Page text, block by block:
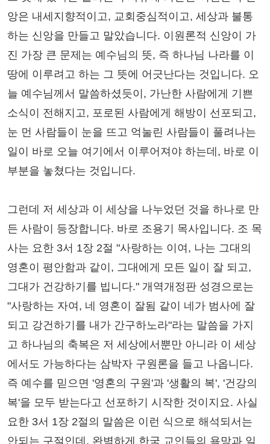
앙은 내세지향적이고, 교회중심적이고, 세상과 불통
하는 신앙을 만들고 말았습니다. 이원론적 신앙이 가
진 가장 큰 문제는 예수님의 뜻, 즉 하나님 나라를 이
땅에 이루려고 하는 그 뜻에 어긋난다는 것입니다. 오
늘 예수님께서 말씀하셨듯이, 가난한 사람에게 기쁜
소식이 전해지고, 포로된 사람에게 해방이 선포되고,
눈 먼 사람들이 눈을 뜨고 억눌린 사람들이 풀려나는
일이 바로 오늘 여기에서 이루어져야 하는데, 바로 이
부분을 놓쳤다는 것입니다.
그런데 저 세상과 이 세상을 나누었던 것을 하나로 만
든 사람이 등장합니다. 바로 조용기 목사입니다. 조 목
사는 요한 3서 1장 2절 "사랑하는 이여, 나는 그대의
영혼이 평안함과 같이, 그대에게 모든 일이 잘 되고,
그대가 건강하기를 빕니다." 개역개정판 성경으로는
"사랑하는 자여, 네 영혼이 잘됨 같이 네가 범사에 잘
되고 강건하기를 내가 간구하노라"라는 말씀을 가지
고 하나님의 축복은 저 세상에서뿐만 아니라 이 세상
에서도 가능하다는 삼박자 구원론을 들고 나옵니다.
즉 예수를 믿으면 '영혼의 구원'과 '생활의 복', '건강의
복'을 모두 받는다고 선포하기 시작한 것이지요. 사실
요한 3서 1장 2절의 말씀은 이런 식으로 해석되서는
안되는 구절인데, 완벽하게 한국 교인들의 욕망과 일